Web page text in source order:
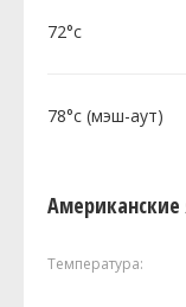
72°c
78°c (мэш-аут)
Американские
Температура: